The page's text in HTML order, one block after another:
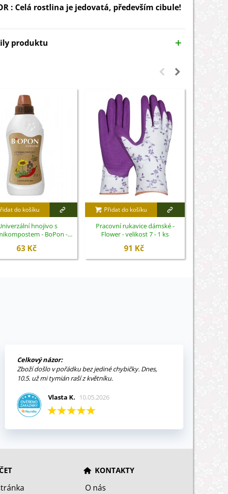
: Celá rostlina je jedovatá, především cibule!
produktu
do košíku
hnojivo s
- BoPon -
63 Kč
Přidat do košíku
Pracovní rukavice dámské -
Flower - velikost 7 - 1 ks
91 Kč
Celkový názor:
Zboží došlo v pořádku bez jediné chybičky. Dnes,
10.5. už mi tymián raší z květníku.
Vlasta K. 10.05.2026
KONTAKTY
O nás